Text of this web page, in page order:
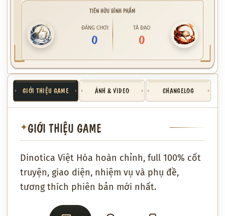
TIÊN HỮU BÌNH PHẨM
ĐÁNG CHƠI
0
TÀ ĐẠO
0
GIỚI THIỆU GAME ẢNH & VIDEO CHANGELOG
✦GIỚI THIỆU GAME
Dinotica Việt Hóa hoàn chỉnh, full 100% cốt
truyện, giao diện, nhiệm vụ và phụ đề,
tương thích phiên bản mới nhất.